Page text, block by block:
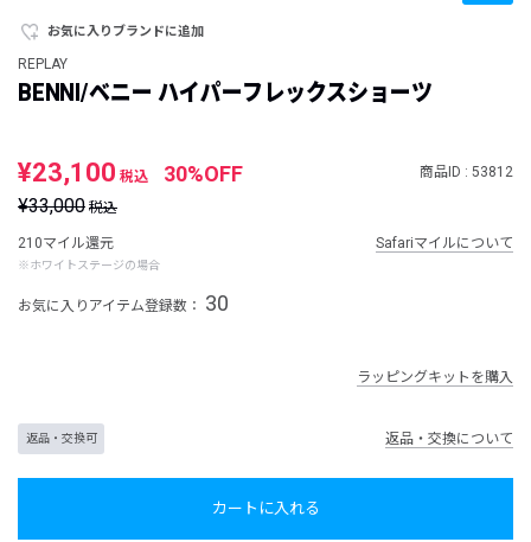
お気に入りブランドに追加
REPLAY
BENNI/ベニー ハイパーフレックスショーツ
¥23,100 税込 30%OFF 商品ID : 53812
¥33,000 税込
210マイル還元
※ホワイトステージの場合
Safariマイルについて
お気に入りアイテム登録数： 30
ラッピングキットを購入
返品・交換可 返品・交換について
カートに入れる